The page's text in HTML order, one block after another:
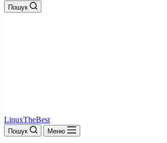
Пошук
LinuxTheBest
Пошук Меню